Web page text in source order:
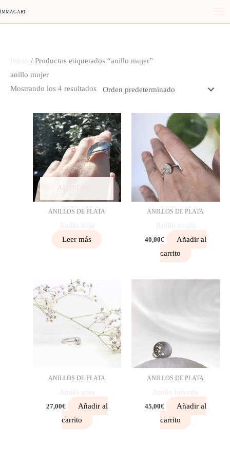
IMMAGART
Inicio / Productos etiquetados “anillo mujer”
anillo mujer
Mostrando los 4 resultados
ANILLOS DE PLATA
Anillo hoja
Leer más
ANILLOS DE PLATA
Anillo ovalo
40,00€
Añadir al
carrito
ANILLOS DE PLATA
Anillo gota
27,00€
Añadir al
carrito
ANILLOS DE PLATA
Anillo bóveda
45,00€
Añadir al
carrito